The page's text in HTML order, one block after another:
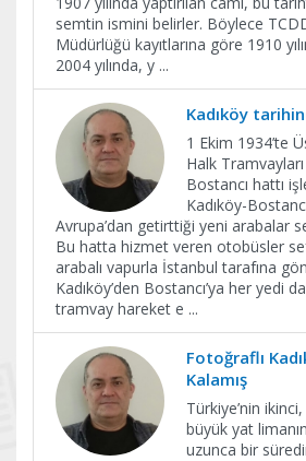
semtin ismini belirler. Böylece
Müdürlüğü kayıtlarına göre 1910
2004 yılında, y ...
Kadıköy
1 Ekim 1934’te
Halk Tramvayları
Bostancı hattı
Kadıköy-
Avrupa’dan getirttiği yeni arabalar
Bu hatta hizmet veren otobüsler
arabalı vapurla İstanbul tarafına
Kadıköy’den Bostancı’ya her yedi
tramvay hareket e ...
Fotoğraflı
Kalamış
Türkiye’nin
büyük yat
uzunca bir